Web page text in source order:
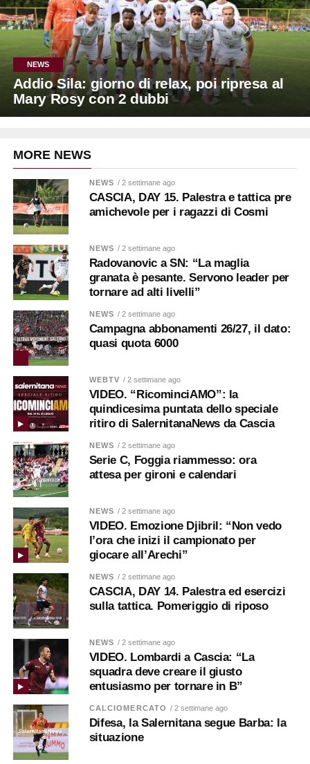
NEWS
Addio Sila: giorno di relax, poi ripresa al
Mary Rosy con 2 dubbi
MORE NEWS
NEWS / 2 settimane ago
CASCIA, DAY 15. Palestra e tattica pre
amichevole per i ragazzi di Cosmi
NEWS / 2 settimane ago
Radovanovic a SN: “La maglia
granata è pesante. Servono leader per
tornare ad alti livelli”
NEWS / 2 settimane ago
Campagna abbonamenti 26/27, il dato:
quasi quota 6000
WEBTV / 2 settimane ago
VIDEO. “RicominciAMO”: la
quindicesima puntata dello speciale
ritiro di SalernitanaNews da Cascia
NEWS / 2 settimane ago
Serie C, Foggia riammesso: ora
attesa per gironi e calendari
NEWS / 2 settimane ago
VIDEO. Emozione Djibril: “Non vedo
l’ora che inizi il campionato per
giocare all’Arechi”
NEWS / 2 settimane ago
CASCIA, DAY 14. Palestra ed esercizi
sulla tattica. Pomeriggio di riposo
NEWS / 2 settimane ago
VIDEO. Lombardi a Cascia: “La
squadra deve creare il giusto
entusiasmo per tornare in B”
CALCIOMERCATO / 2 settimane ago
Difesa, la Salernitana segue Barba: la
situazione